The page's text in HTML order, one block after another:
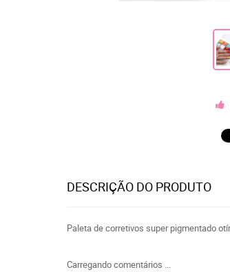
DESCRIÇÃO DO PRODUTO
Paleta de corretivos super pigmentado
Carregando comentários ...